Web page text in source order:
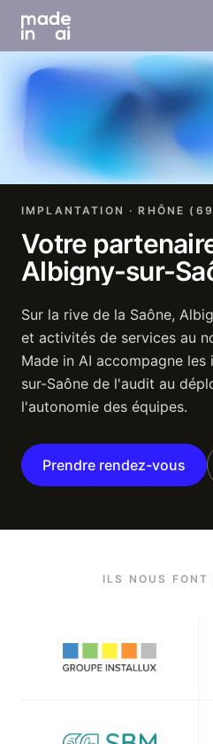
IMPLANTATION · RHÔNE
Votre
Albigny-sur-
Sur la rive de la Saône,
et activités de services au
Made in AI accompagne
sur-Saône de l'audit au
l'autonomie des équipes.
Prendre rendez-vous
ILS NOUS FONT